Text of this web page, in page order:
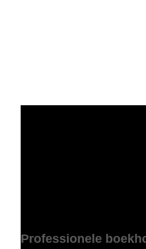
Professionele